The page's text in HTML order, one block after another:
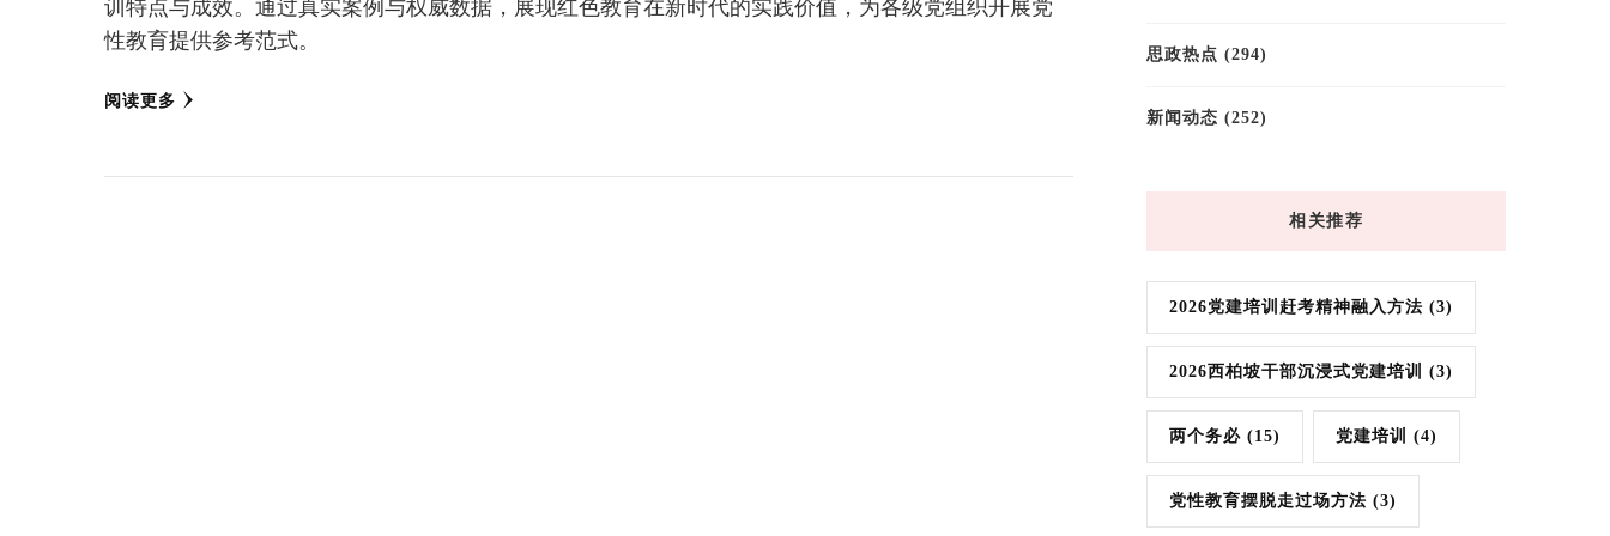
训特点与成效。通过真实案例与权威数据，展现红色教育在新时代的实践价值，为各级党组织开展党
性教育提供参考范式。
阅读更多
思政热点 (294)
新闻动态 (252)
相关推荐
2026党建培训赶考精神融入方法 (3)
2026西柏坡干部沉浸式党建培训 (3)
两个务必 (15) 党建培训 (4)
党性教育摆脱走过场方法 (3)